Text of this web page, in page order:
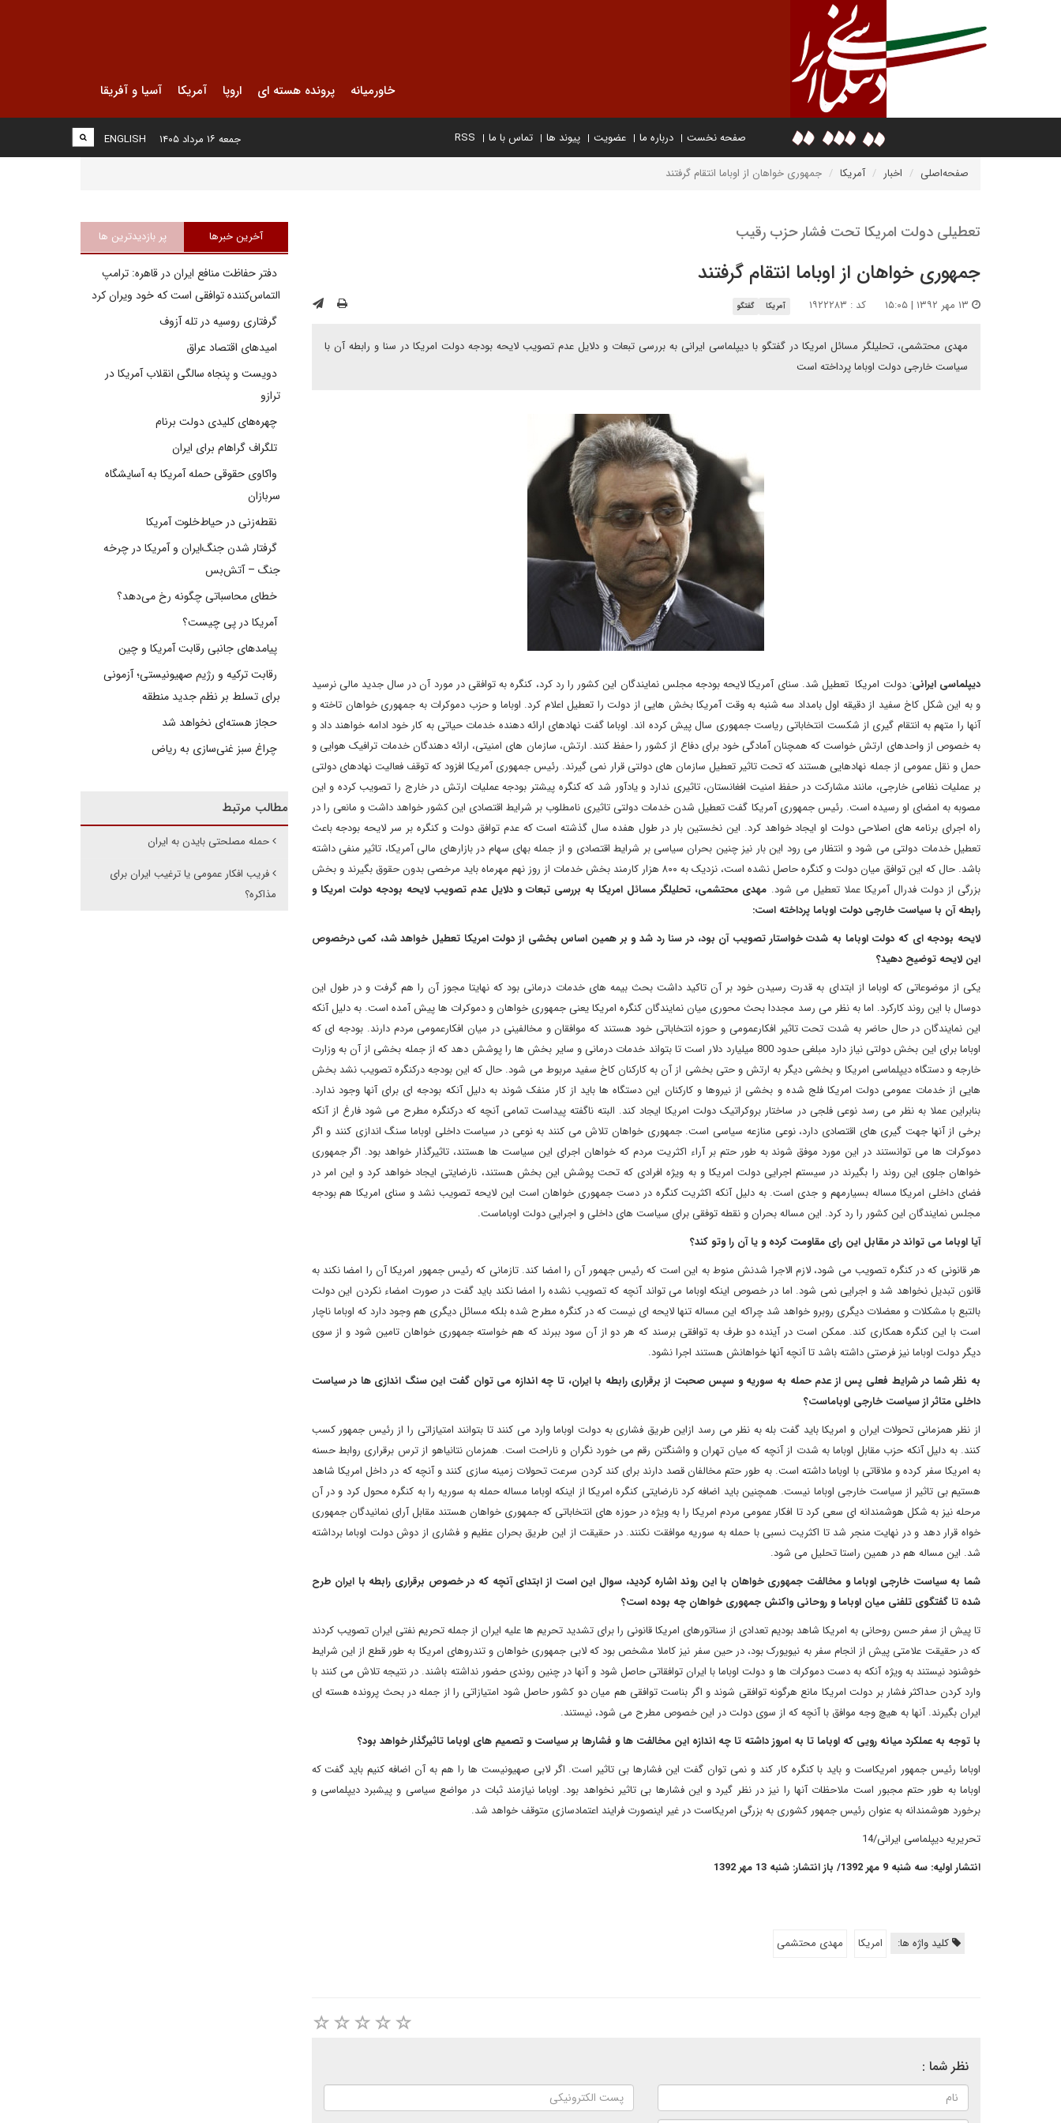
خاورمیانه پرونده هسته ای اروپا آمریکا آسیا و آفریقا
صفحه نخست درباره ما عضویت پیوند ها تماس با ما RSS
ENGLISH جمعه ۱۶ مرداد ۱۴۰۵
صفحه‌اصلی اخبار آمریکا جمهوری خواهان از اوباما انتقام گرفتند
تعطیلی دولت امریکا تحت فشار حزب رقیب
جمهوری خواهان از اوباما انتقام گرفتند
کد : ۱۹۲۲۲۸۳ آمریکا گفتگو
مهدی محتشمی، تحلیلگر مسائل امریکا در گفتگو با دیپلماسی ایرانی به بررسی تبعات و دلایل عدم تصویب لایحه بودجه دولت امریکا در سنا و رابطه آن با
سیاست خارجی دولت اوباما پرداخته است
دیپلماسی ایرانی: دولت امریکا تعطیل شد. سنای آمریکا لایحه بودجه مجلس نمایندگان این کشور را رد کرد، کنگره به توافقی در مورد آن در سال جدید مالی نرسید
و به این شکل کاخ سفید از دقیقه اول بامداد سه شنبه به وقت آمریکا بخش هایی از دولت را تعطیل اعلام کرد. اوباما و حزب دموکرات به جمهوری خواهان تاخته و
آنها را متهم به انتقام گیری از شکست انتخاباتی ریاست جمهوری سال پیش کرده اند. اوباما گفت نهادهای ارائه دهنده خدمات حیاتی به کار خود ادامه خواهند داد و
به خصوص از واحدهای ارتش خواست که همچنان آمادگی خود برای دفاع از کشور را حفظ کنند. ارتش، سازمان های امنیتی، ارائه دهندگان خدمات ترافیک هوایی و
حمل و نقل عمومی از جمله نهادهایی هستند که تحت تاثیر تعطیل سازمان های دولتی قرار نمی گیرند. رئیس جمهوری آمریکا افزود که توقف فعالیت نهادهای دولتی
بر عملیات نظامی خارجی، مانند مشارکت در حفظ امنیت افغانستان، تاثیری ندارد و یادآور شد که کنگره پیشتر بودجه عملیات ارتش در خارج را تصویب کرده و این
مصوبه به امضای او رسیده است. رئیس جمهوری آمریکا گفت تعطیل شدن خدمات دولتی تاثیری نامطلوب بر شرایط اقتصادی این کشور خواهد داشت و مانعی را در
راه اجرای برنامه های اصلاحی دولت او ایجاد خواهد کرد. این نخستین بار در طول هفده سال گذشته است که عدم توافق دولت و کنگره بر سر لایحه بودجه باعث
تعطیل خدمات دولتی می شود و انتظار می رود این بار نیز چنین بحران سیاسی بر شرایط اقتصادی و از جمله بهای سهام در بازارهای مالی آمریکا، تاثیر منفی داشته
باشد. حال که این توافق میان دولت و کنگره حاصل نشده است، نزدیک به ۸۰۰ هزار کارمند بخش خدمات از روز نهم مهرماه باید مرخصی بدون حقوق بگیرند و بخش
بزرگی از دولت فدرال آمریکا عملا تعطیل می شود. مهدی محتشمی، تحلیلگر مسائل امریکا به بررسی تبعات و دلایل عدم تصویب لایحه بودجه دولت امریکا و
رابطه آن با سیاست خارجی دولت اوباما پرداخته است:
لایحه بودجه ای که دولت اوباما به شدت خواستار تصویب آن بود، در سنا رد شد و بر همین اساس بخشی از دولت امریکا تعطیل خواهد شد، کمی درخصوص
این لایحه توضیح دهید؟
یکی از موضوعاتی که اوباما از ابتدای به قدرت رسیدن خود بر آن تاکید داشت بحث بیمه های خدمات درمانی بود که نهایتا مجوز آن را هم گرفت و در طول این
دوسال با این روند کارکرد. اما به نظر می رسد مجددا بحث محوری میان نمایندگان کنگره امریکا یعنی جمهوری خواهان و دموکرات ها پیش آمده است. به دلیل آنکه
این نمایندگان در حال حاضر به شدت تحت تاثیر افکارعمومی و حوزه انتخاباتی خود هستند که موافقان و مخالفینی در میان افکارعمومی مردم دارند. بودجه ای که
اوباما برای این بخش دولتی نیاز دارد مبلغی حدود 800 میلیارد دلار است تا بتواند خدمات درمانی و سایر بخش ها را پوشش دهد که از جمله بخشی از آن به وزارت
خارجه و دستگاه دیپلماسی امریکا و بخشی دیگر به ارتش و حتی بخشی از آن به کارکنان کاخ سفید مربوط می شود. حال که این بودجه درکنگره تصویب نشد بخش
هایی از خدمات عمومی دولت امریکا فلج شده و بخشی از نیروها و کارکنان این دستگاه ها باید از کار منفک شوند به دلیل آنکه بودجه ای برای آنها وجود ندارد.
بنابراین عملا به نظر می رسد نوعی فلجی در ساختار بروکراتیک دولت امریکا ایجاد کند. البته ناگفته پیداست تمامی آنچه که درکنگره مطرح می شود فارغ از آنکه
برخی از آنها جهت گیری های اقتصادی دارد، نوعی منازعه سیاسی است. جمهوری خواهان تلاش می کنند به نوعی در سیاست داخلی اوباما سنگ اندازی کنند و اگر
دموکرات ها می توانستند در این مورد موفق شوند به طور حتم بر آراء اکثریت مردم که خواهان اجرای این سیاست ها هستند، تاثیرگذار خواهد بود. اگر جمهوری
خواهان جلوی این روند را بگیرند در سیستم اجرایی دولت امریکا و به ویژه افرادی که تحت پوشش این بخش هستند، نارضایتی ایجاد خواهد کرد و این امر در
فضای داخلی امریکا مساله بسیارمهم و جدی است. به دلیل آنکه اکثریت کنگره در دست جمهوری خواهان است این لایحه تصویب نشد و سنای امریکا هم بودجه
مجلس نمایندگان این کشور را رد کرد. این مساله بحران و نقطه توفقی برای سیاست های داخلی و اجرایی دولت اوباماست.
آیا اوباما می تواند در مقابل این رای مقاومت کرده و یا آن را وتو کند؟
هر قانونی که در کنگره تصویب می شود، لازم الاجرا شدنش منوط به این است که رئیس جهمور آن را امضا کند. تازمانی که رئیس جمهور امریکا آن را امضا نکند به
قانون تبدیل نخواهد شد و اجرایی نمی شود. اما در خصوص اینکه اوباما می تواند آنچه که تصویب نشده را امضا نکند باید گفت در صورت امضاء نکردن این دولت
بالتبع با مشکلات و معضلات دیگری روبرو خواهد شد چراکه این مساله تنها لایحه ای نیست که در کنگره مطرح شده بلکه مسائل دیگری هم وجود دارد که اوباما ناچار
است با این کنگره همکاری کند. ممکن است در آینده دو طرف به توافقی برسند که هر دو از آن سود ببرند که هم خواسته جمهوری خواهان تامین شود و از سوی
دیگر دولت اوباما نیز فرصتی داشته باشد تا آنچه آنها خواهانش هستند اجرا نشود.
به نظر شما در شرایط فعلی پس از عدم حمله به سوریه و سپس صحبت از برقراری رابطه با ایران، تا چه اندازه می توان گفت این سنگ اندازی ها در سیاست
داخلی متاثر از سیاست خارجی اوباماست؟
از نظر همزمانی تحولات ایران و امریکا باید گفت بله به نظر می رسد ازاین طریق فشاری به دولت اوباما وارد می کنند تا بتوانند امتیازاتی را از رئیس جمهور کسب
کنند. به دلیل آنکه حزب مقابل اوباما به شدت از آنچه که میان تهران و واشنگتن رقم می خورد نگران و ناراحت است. همزمان نتانیاهو از ترس برقراری روابط حسنه
به امریکا سفر کرده و ملاقاتی با اوباما داشته است. به طور حتم مخالفان قصد دارند برای کند کردن سرعت تحولات زمینه سازی کنند و آنچه که در داخل امریکا شاهد
هستیم بی تاثیر از سیاست خارجی اوباما نیست. همچنین باید اضافه کرد نارضایتی کنگره امریکا از اینکه اوباما مساله حمله به سوریه را به کنگره محول کرد و در آن
مرحله نیز به شکل هوشمندانه ای سعی کرد تا افکار عمومی مردم امریکا را به ویژه در حوزه های انتخاباتی که جمهوری خواهان هستند مقابل آرای نمانیدگان جمهوری
خواه قرار دهد و در نهایت منجر شد تا اکثریت نسبی با حمله به سوریه موافقت نکنند. در حقیقت از این طریق بحران عظیم و فشاری از دوش دولت اوباما برداشته
شد. این مساله هم در همین راستا تحلیل می شود.
شما به سیاست خارجی اوباما و مخالفت جمهوری خواهان با این روند اشاره کردید، سوال این است از ابتدای آنچه که در خصوص برقراری رابطه با ایران طرح
شده تا گفتگوی تلفنی میان اوباما و روحانی واکنش جمهوری خواهان چه بوده است؟
تا پیش از سفر حسن روحانی به امریکا شاهد بودیم تعدادی از سناتورهای امریکا قانونی را برای تشدید تحریم ها علیه ایران از جمله تحریم نفتی ایران تصویب کردند
که در حقیقت علامتی پیش از انجام سفر به نیویورک بود، در حین سفر نیز کاملا مشخص بود که لابی جمهوری خواهان و تندروهای امریکا به طور قطع از این شرایط
خوشنود نیستند به ویژه آنکه به دست دموکرات ها و دولت اوباما با ایران توافقاتی حاصل شود و آنها در چنین روندی حضور نداشته باشند. در نتیجه تلاش می کنند با
وارد کردن حداکثر فشار بر دولت امریکا مانع هرگونه توافقی شوند و اگر بناست توافقی هم میان دو کشور حاصل شود امتیازاتی را از جمله در بحث پرونده هسته ای
ایران بگیرند. آنها به هیچ وجه موافق با آنچه که از سوی دولت در این خصوص مطرح می شود، نیستند.
با توجه به عملکرد میانه رویی که اوباما تا به امروز داشته تا چه اندازه این مخالفت ها و فشارها بر سیاست و تصمیم های اوباما تاثیرگذار خواهد بود؟
اوباما رئیس جمهور امریکاست و باید با کنگره کار کند و نمی توان گفت این فشارها بی تاثیر است. اگر لابی صهیونیست ها را هم به آن اضافه کنیم باید گفت که
اوباما به طور حتم مجبور است ملاحظات آنها را نیز در نظر گیرد و این فشارها بی تاثیر نخواهد بود. اوباما نیازمند ثبات در مواضع سیاسی و پیشبرد دیپلماسی و
برخورد هوشمندانه به عنوان رئیس جمهور کشوری به بزرگی امریکاست در غیر اینصورت فرایند اعتمادسازی متوقف خواهد شد.
تحریریه دیپلماسی ایرانی/14
انتشار اولیه: سه شنبه 9 مهر 1392/ باز انتشار: شنبه 13 مهر 1392
کلید واژه ها: امریکا مهدی محتشمی
نظر شما :
آخرین خبرها پر بازدیدترین ها
دفتر حفاظت منافع ایران در قاهره: ترامپ
التماس‌کننده توافقی است که خود ویران کرد
گرفتاری روسیه در تله آزوف
امیدهای اقتصاد عراق
دویست و پنجاه سالگی انقلاب آمریکا در
ترازو
چهره‌های کلیدی دولت برنام
تلگراف گراهام برای ایران
واکاوی حقوقی حمله آمریکا به آسایشگاه
سربازان
نقطه‌زنی در حیاط‌خلوت آمریکا
گرفتار شدن جنگ‌ایران و آمریکا در چرخه
جنگ – آتش‌بس
خطای محاسباتی چگونه رخ می‌دهد؟
آمریکا در پی چیست؟
پیامدهای جانبی رقابت آمریکا و چین
رقابت ترکیه و رژیم صهیونیستی؛ آزمونی
برای تسلط بر نظم جدید منطقه
حجاز هسته‌ای نخواهد شد
چراغ سبز غنی‌سازی به ریاض
مطالب مرتبط
حمله مصلحتی بایدن به ایران
فریب افکار عمومی یا ترغیب ایران برای
مذاکره؟